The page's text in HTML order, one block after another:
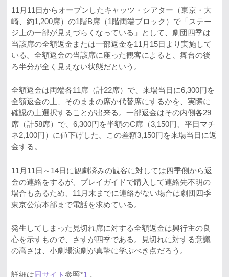
11月11日からオープンしたキャッツ・シアター（東京・大
崎、約1,200席）の1階B席（1階両端ブロック）で「ステー
ジ上の一部が見えづらくなっている」として、劇団四季は
当該席の全額返金または一部返金を11月15日より実施して
いる。全額返金の当該席に座った観客によると、舞台の後
ろ半分が全く見えない状態だという。
全額返金は両端各11席（計22席）で、来場当日に6,300円を
全額返金の上、そのままの席か代替席にするかを、実際に
確認の上選択することが出来る。一部返金はその内側各29
席（計58席）で、6,300円を半額のC席（3,150円、平日マチ
ネ2,100円）に値下げした。この差額3,150円を来場当日に返
金する。
11月11日～14日に観劇済みの観客に対しては四季側から返
金の連絡をするが、プレイガイドで購入して連絡先不明の
場合もあるため、11月末までに連絡がない場合は劇団四季
東京公演本部まで電話を求めている。
発生してしまった見切れ席に対する全額返金は興行主の良
心を示すもので、さすが四季である。見切れに対する意識
の高さは、小劇場演劇が真摯に学ぶべき点だろう。
詳細は同サイト 参照*1 。